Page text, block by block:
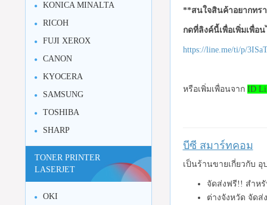
**สนใจสินค้าอยากทร
กดที่ลิงค์นี้เพื่อเพิ่มเพื่อ
https://line.me/ti/p/
หรือเพิ่มเพื่อนจาก ID
บีซี สมาร์ทคอม
เป็นร้านขายเกี่ยวกับ
จัดส่งฟรี!! สำห
ต่างจังหวัด จัดส่
KONICA MINALTA
RICOH
FUJI XEROX
CANON
KYOCERA
SAMSUNG
TOSHIBA
SHARP
TONER PRINTER
LASERJET
OKI